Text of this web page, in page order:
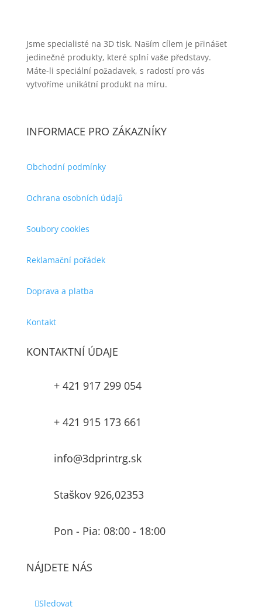
Jsme specialisté na 3D tisk. Naším cílem je přinášet
jedinečné produkty, které splní vaše představy.
Máte-li speciální požadavek, s radostí pro vás
vytvoříme unikátní produkt na míru.
INFORMACE PRO ZÁKAZNÍKY
Obchodní podmínky
Ochrana osobních údajů
Soubory cookies
Reklamační pořádek
Doprava a platba
Kontakt
KONTAKTNÍ ÚDAJE
+ 421 917 299 054
+ 421 915 173 661
info@3dprintrg.sk
Staškov 926,02353
Pon - Pia: 08:00 - 18:00
NÁJDETE NÁS
Sledovat